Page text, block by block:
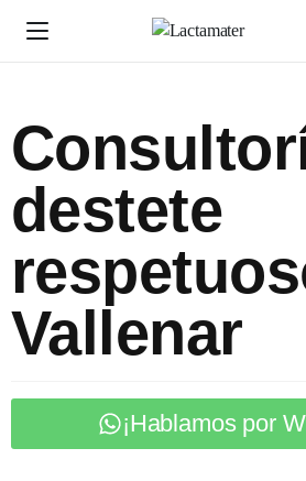
destete
Vallenar
¡Hablamos por